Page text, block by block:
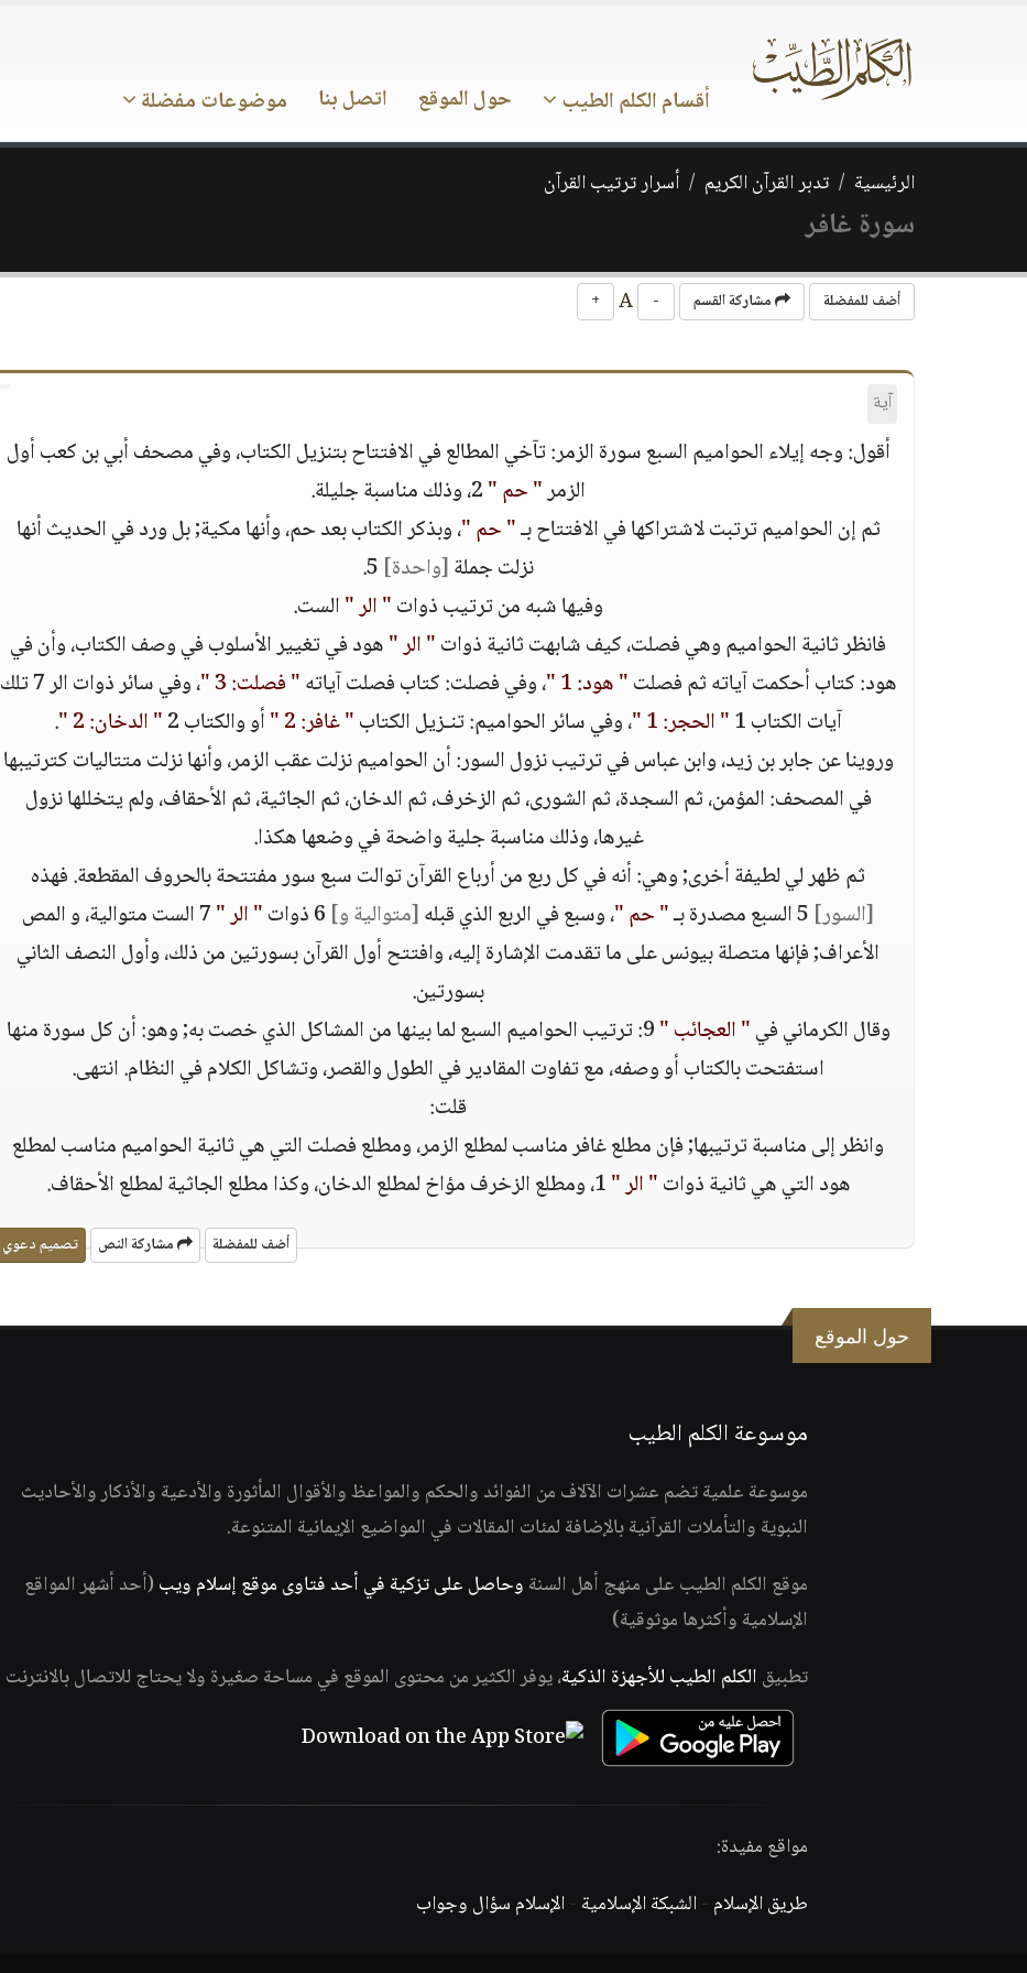
أقسام الكلم الطيب حول الموقع اتصل بنا موضوعات مفضلة
الرئيسية تدبر القرآن الكريم أسرار ترتيب القرآن
سورة غافر
أضف للمفضلة مشاركة القسم -
+
آية
أقول: وجه إيلاء الحواميم السبع سورة الزمر: تآخي المطالع في الافتتاح بتنزيل الكتاب، وفي مصحف أبي بن كعب أول
الزمر" حم "
ثم إن الحواميم ترتبت لاشتراكها في الافتتاح بـ" حم "، وبذكر الكتاب بعد حم، وأنها مكية; بل ورد في الحديث أنها
نزلت جملة[واحدة]
وفيها شبه من ترتيب ذوات" الر "الست.
فانظر ثانية الحواميم وهي فصلت، كيف شابهت ثانية ذوات" الر "هود في تغيير الأسلوب في وصف الكتاب، وأن في
هود: كتاب أحكمت آياته ثم فصلت" هود: 1 " ، وفي فصلت: كتاب فصلت آياته" فصلت: 3 "
، وفي سائر ذوات الر 7 تلك
آيات الكتاب 1
" الحجر: 1 " ، وفي سائر الحواميم: تنـزيل الكتاب" غافر: 2 " أو والكتاب 2 " الدخان: 2 "
.
وروينا عن جابر بن زيد، وابن عباس في ترتيب نزول السور: أن الحواميم نزلت عقب الزمر، وأنها نزلت متتاليات كترتيبها
في المصحف: المؤمن، ثم السجدة، ثم الشورى، ثم الزخرف، ثم الدخان، ثم الجاثية، ثم الأحقاف، ولم يتخللها نزول
غيرها، وذلك مناسبة جلية واضحة في وضعها هكذا.
ثم ظهر لي لطيفة أخرى; وهي: أنه في كل ربع من أرباع القرآن توالت سبع سور مفتتحة بالحروف المقطعة. فهذه
[السور]
" حم "، وسبع في الربع الذي قبله[متوالية و] " الر "
7 الست متوالية، و المص
الأعراف; فإنها متصلة بيونس على ما تقدمت الإشارة إليه، وافتتح أول القرآن بسورتين من ذلك، وأول النصف الثاني
بسورتين.
وقال الكرماني في" العجائب " 9: ترتيب الحواميم السبع لما بينها من المشاكل الذي خصت به; وهو: أن كل سورة منها
استفتحت بالكتاب أو وصفه، مع تفاوت المقادير في الطول والقصر، وتشاكل الكلام في النظام. انتهى.
قلت:
وانظر إلى مناسبة ترتيبها; فإن مطلع غافر مناسب لمطلع الزمر، ومطلع فصلت التي هي ثانية الحواميم مناسب لمطلع
هود التي هي ثانية ذوات" الر "
أضف للمفضلة مشاركة النص تصميم دعوي
حول الموقع
موسوعة الكلم الطيب
موسوعة علمية تضم عشرات الآلاف من الفوائد والحكم والمواعظ والأقوال المأثورة والأدعية والأذكار والأحاديث
النبوية والتأملات القرآنية بالإضافة لمئات المقالات في المواضيع الإيمانية المتنوعة.
موقع الكلم الطيب على منهج أهل السنة وحاصل على تزكية في أحد فتاوى موقع إسلام ويب (أحد أشهر المواقع
الإسلامية وأكثرها موثوقية)
تطبيق الكلم الطيب للأجهزة الذكية، يوفر الكثير من محتوى الموقع في مساحة صغيرة ولا يحتاج للاتصال بالانترنت
مواقع مفيدة:
طريق الإسلام -الشبكة الإسلامية -الإسلام سؤال وجواب